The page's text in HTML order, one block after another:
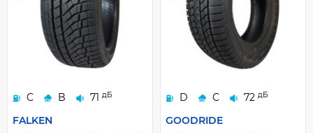
C B 71 дБ
FALKEN
D C 72 дБ
GOODRIDE